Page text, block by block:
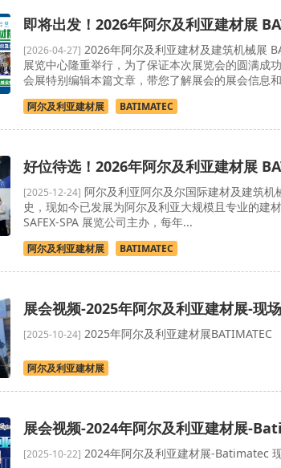
即将出发！2026年阿尔及利亚建材展
[2026-04-27] 2026年阿尔及利亚建材及建筑机械展
展览中心隆重举行，为了保证本次展览会的圆满成
会展特别编辑本篇文章，带您了解展会的展会信息
阿尔及利亚建材展 BATIMATEC
好位待选！2026年阿尔及利亚建材展
[2025-12-24] 阿尔及利亚阿尔及尔国际建材及建筑
史，现如今已发展为阿尔及利亚大规模且专业的建
SAFEX-SPA 展览公司主办，每年...
阿尔及利亚建材展 BATIMATEC
展会视频-2025年阿尔及利亚建材展-现
[2025-10-24] 2025年阿尔及利亚建材展BATIMATEC
阿尔及利亚建材展
展会视频-2024年阿尔及利亚建材展-
[2025-10-22] 2024年阿尔及利亚建材展-Batimatec